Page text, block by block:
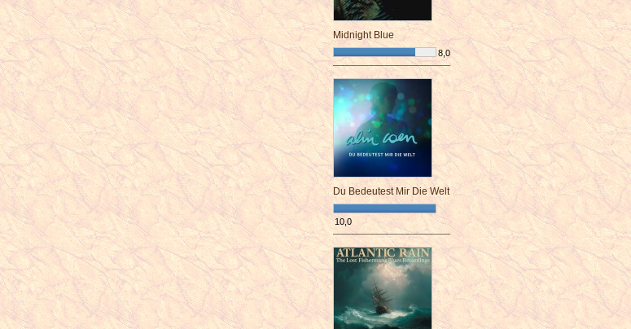
Midnight Blue
8,0
¯¯¯¯¯¯¯¯¯¯¯¯¯¯¯¯¯¯¯¯¯¯¯¯
Du Bedeutest Mir Die Welt
10,0
¯¯¯¯¯¯¯¯¯¯¯¯¯¯¯¯¯¯¯¯¯¯¯¯